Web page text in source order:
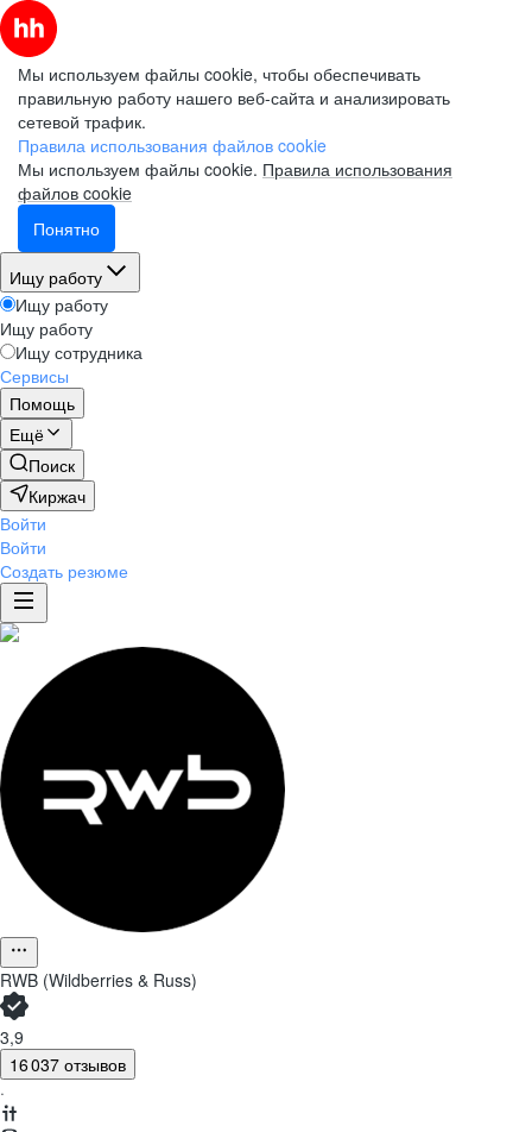
Мы используем файлы cookie, чтобы обеспечивать
правильную работу нашего веб-сайта и анализировать
сетевой трафик.
Правила использования файлов cookie
Мы используем файлы cookie. Правила использования
файлов cookie
Понятно
Ищу работу
Ищу работу
Ищу работу
Ищу сотрудника
Сервисы
Помощь
Ещё
Поиск
Киржач
Войти
Войти
Создать резюме
RWB (Wildberries & Russ)
3,9
16 037 отзывов
·